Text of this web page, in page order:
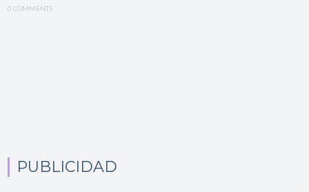
0 COMMENTS
PUBLICIDAD